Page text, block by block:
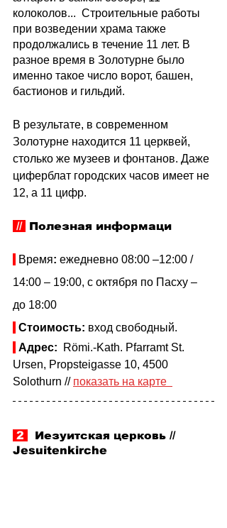
колоколов...  Строительные работы
при возведении храма также
продолжались в течение 11 лет. В
разное время в Золотурне было
именно такое число ворот, башен,
бастионов и гильдий.
В результате, в современном
Золотурне находится 11 церквей,
столько же музеев и фонтанов. Даже
циферблат городских часов имеет не
12, а 11 цифр.
// Полезная информаци
Время: ежедневно 08:00 –12:00 /
14:00 – 19:00, с октября по Пасху –
до 18:00
Стоимость: вход свободный.
Адрес:
  Römi.-Kath. Pfarramt St.
Ursen, Propsteigasse 10, 4500
Solothurn // показать на карте
2
  Иезуитская церковь //
Jesuitenkirche